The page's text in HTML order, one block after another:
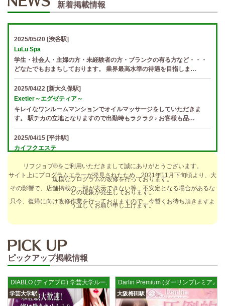
新着掲載情報
2025/05/20 [渋谷駅]
LuLu Spa
学生・社会人・主婦の方・未経験者の方・ブランクの有る方など・・・
どなたでもおまちしております。 業界最高水準の待遇を目指しま…
2025/04/22 [新大久保駅]
Exetier～エグゼティア～
キレイなワンルームマンションでオイルマッサージをしていただきま
す。 駅チカの立地となりますので出勤時もラクラク♪ お客様も品…
2025/04/15 [平井駅]
カイフクエステ
り♪ 日給5万円以上可！人によっては10万円も★ 全額日払い＆…
2025/04/14
[小倉駅]
The Ritz cache (ザ リッツ カシェ)
歩合率・RANK昇格制度 給与保証・アリバイ対策・送迎など、 快適なお
sirena (シレーナ) 春日井ルーム
制服あり、ノルマ、罰金なし 高額報酬が稼げるだけでなく、高待遇や手
厚い福利厚生を完備しております！ぜひご活用ください♪ 指名…
2025/04/12 [伏見駅]
sirena (シレーナ) 錦ルーム
リフジョブ®をご利用いただきまして誠にありがとうございます。
サイト上にプログラムエラーが発見されたため、2021年11月下旬頃より、大
規模なプログラムの改修を行っております。
その影響で、店舗掲載の一部が表示できない等、不安定となる場合があるな
どの現象が発生しております。
只今、復帰に向け改修作業を行っておりますので、今暫くお待ち頂きますよ
う宜しくお願い申し上げます。
ピックアップ掲載情報
DIABLO (ディアブロ) 学芸大学ルーム
学芸大学駅
Darlin Premium (ダーリンプレミアム)
大阪梅田駅